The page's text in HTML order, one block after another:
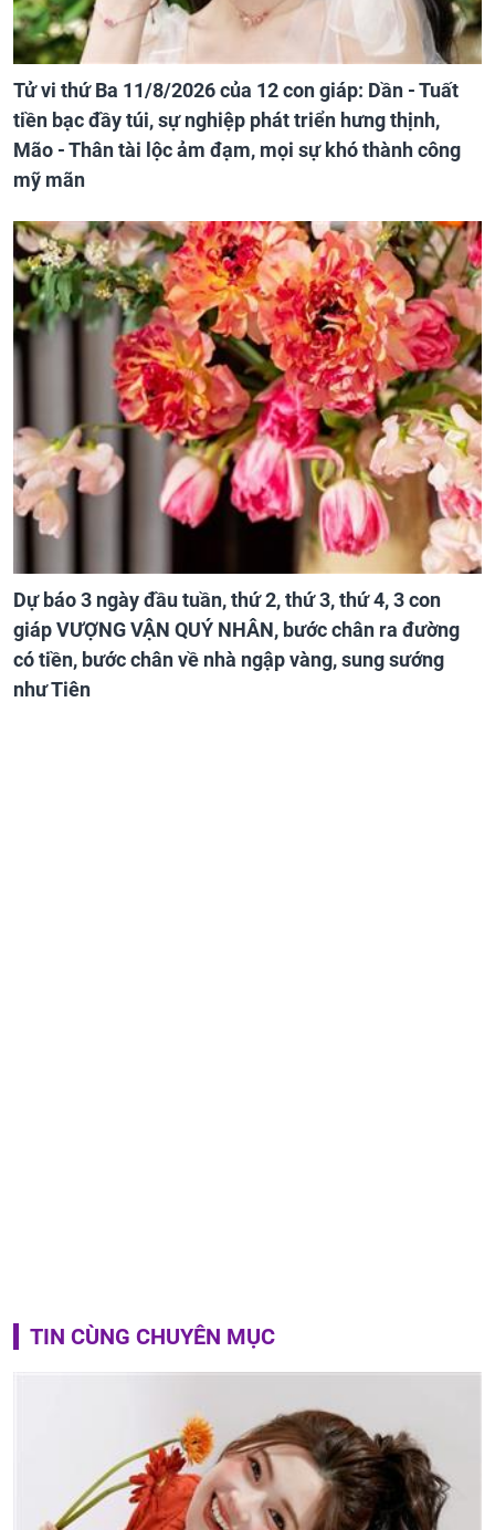
Tử vi thứ Ba 11/8/2026 của 12 con giáp: Dần - Tuất
tiền bạc đầy túi, sự nghiệp phát triển hưng thịnh,
Mão - Thân tài lộc ảm đạm, mọi sự khó thành công
mỹ mãn
Dự báo 3 ngày đầu tuần, thứ 2, thứ 3, thứ 4, 3 con
giáp VƯỢNG VẬN QUÝ NHÂN, bước chân ra đường
có tiền, bước chân về nhà ngập vàng, sung sướng
như Tiên
TIN CÙNG CHUYÊN MỤC